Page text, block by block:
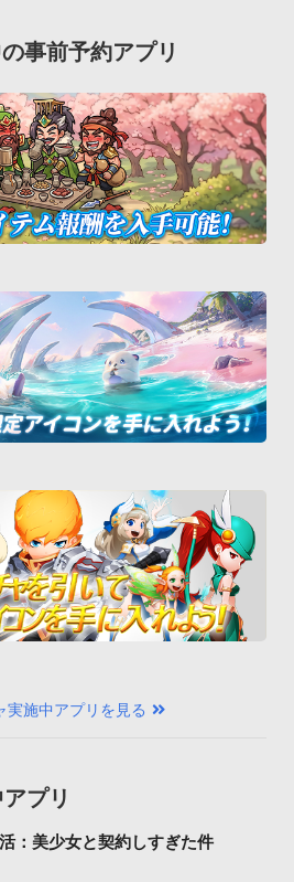
事前予約アプリ
実施中アプリを見る
プリ
：美少女と契約しすぎた件